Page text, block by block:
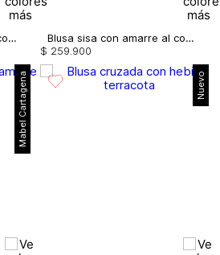
Jean bota recta tiro alto con cristales
Blusa sisa con amarre al costado
$ 259.900
Mabel Cartagena Nuevo